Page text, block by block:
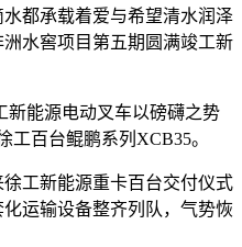
都承载着爱与希望清水润泽
水窖项目第五期圆满竣工新
能源电动叉车‍‍以磅礴之势
工百台鲲鹏系列XCB35。
工新能源重卡百台交付仪式
运输设备整齐列队，气势恢